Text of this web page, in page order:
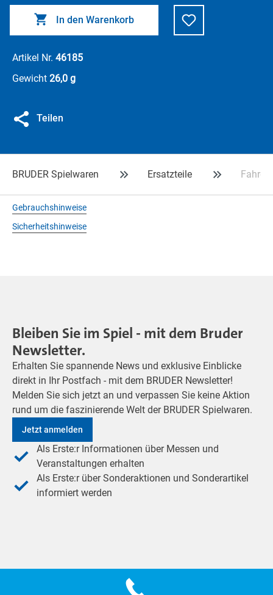
In den Warenkorb
Artikel Nr. 46185
Gewicht 26,0 g
Teilen
BRUDER Spielwaren Ersatzteile Fahrer
Gebrauchshinweise
Sicherheitshinweise
Bleiben Sie im Spiel - mit dem Bruder
Newsletter.
Erhalten Sie spannende News und exklusive Einblicke
direkt in Ihr Postfach - mit dem BRUDER Newsletter!
Melden Sie sich jetzt an und verpassen Sie keine Aktion
rund um die faszinierende Welt der BRUDER Spielwaren.
Jetzt anmelden
Als Erste:r Informationen über Messen und
Veranstaltungen erhalten
Als Erste:r über Sonderaktionen und Sonderartikel
informiert werden